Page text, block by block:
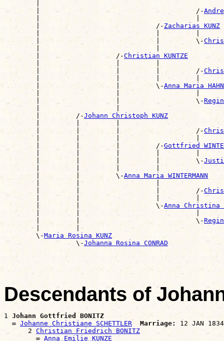
        |                                       /-
        |                             /-
Zacharias KUNZ
|                             |         |
        |                             |         \-
        |                   /-
Christian KUNTZE
        |                   |         |         /-
|                   |         |         |
        |                   |         \-
Anna Maria HAHN
        |                   |                   \-
|                   |
        |         /-
Johann Christoph KUNZ
|         |         |
        |         |         |                   /-
|         |         |                   |
        |         |         |         /-
Gottfried
|         |         |         |         |
        |         |         |         |         \-
|         |         |         |
        |         |         \-
Anna Maria WINTERMANN
|         |                   |
        |         |                   |         /-
|         |                   |         |
        |         |                   \-
Anna Christina
|         |                             |
        |         |                             \-
|         |
        \-
Maria Rosina KUNZ
                  \-
Johanna Rosina CONRAD
Descendants of
1 Johann Gottfried BONITZ
  ∞
Johanne Christiane SCHETTLER Marriage:
12 JAN
      2
Christian Friedrich BONITZ
        ∞
Anna Emilie KUNZE